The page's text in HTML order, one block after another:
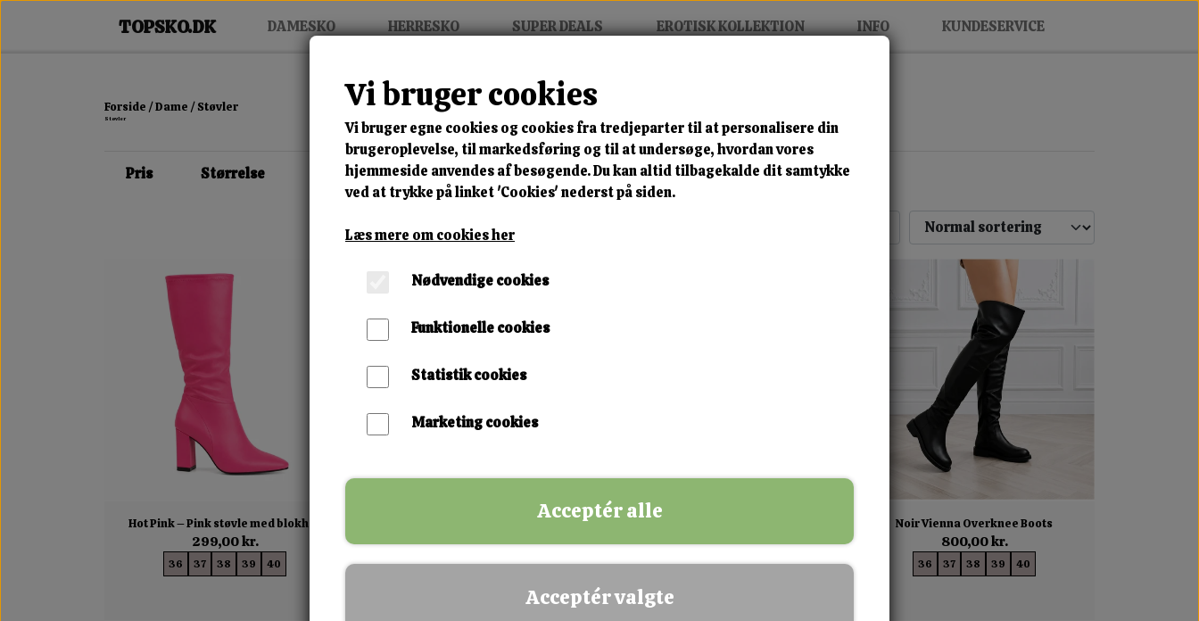
DAMESKO HERRESKO SUPER DEALS EROTISK KOLLEKTION INFO KUNDESERVICE
Forside Dame Støvler
Støvler
Pris Størrelse Farve Lukning Materiale Komfort Udseende
Hot Pink – Pink støvle med blokhæl
299,00 kr.
36 37 38 39 40
800,00 kr.
37 38 39 41
Noir Vienna Overknee Boots
800,00 kr.
36 37 38 39 40
Vi bruger cookies
Vi bruger egne cookies og cookies fra tredjeparter til at personalisere din
brugeroplevelse, til markedsføring og til at undersøge, hvordan vores
hjemmeside anvendes af besøgende. Du kan altid tilbagekalde dit samtykke
ved at trykke på linket 'Cookies' nederst på siden.
Læs mere om cookies her
Nødvendige cookies
Funktionelle cookies
Statistik cookies
Marketing cookies
Acceptér alle
Acceptér valgte